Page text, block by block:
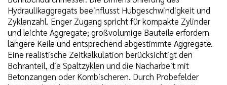
Hydraulikaggregats beeinflusst Hubgeschwindigkeit und
Zyklenzahl. Enger Zugang spricht für kompakte Zylinder
und leichte Aggregate; großvolumige Bauteile erfordern
längere Keile und entsprechend abgestimmte Aggregate.
Eine realistische Zeitkalkulation berücksichtigt den
Bohranteil, die Spaltzyklen und die Nacharbeit mit
Betonzangen oder Kombischeren. Durch Probefelder